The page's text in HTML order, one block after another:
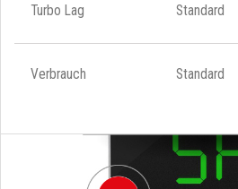
Turbo Lag Standard
Verbrauch Standard